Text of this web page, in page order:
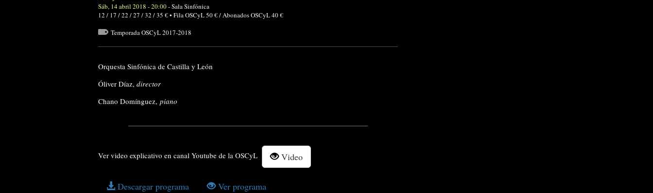
Sáb, 14 abril 2018 - 20:00-Sala Sinfónica
12 / 17 / 22 / 27 / 32 / 35 € • Fila OSCyL 50 € / Abonados OSCyL 40 €
Temporada OSCyL 2017-2018
Orquesta Sinfónica de Castilla y León
Óliver Díaz, director
Chano Domínguez, piano
Ver video explicativo en canal Youtube de la OSCyL Video
Descargar programa Ver programa